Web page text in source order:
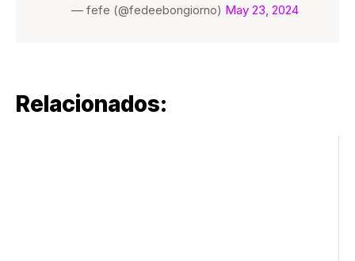
— fefe (@fedeebongiorno) May 23, 2024
Relacionados: